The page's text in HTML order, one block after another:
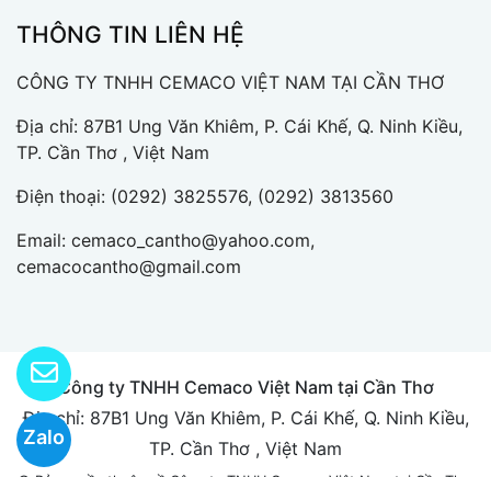
Zalo
THÔNG TIN LIÊN HỆ
CÔNG TY TNHH CEMACO VIỆT NAM TẠI CẦN THƠ
Địa chỉ: 87B1 Ung Văn Khiêm, P. Cái Khế, Q. Ninh Kiều,
TP. Cần Thơ , Việt Nam
Điện thoại: (0292) 3825576, (0292) 3813560
Email: cemaco_cantho@yahoo.com,
cemacocantho@gmail.com
Công ty TNHH Cemaco Việt Nam tại Cần Thơ
Địa chỉ: 87B1 Ung Văn Khiêm, P. Cái Khế, Q. Ninh Kiều,
TP. Cần Thơ , Việt Nam